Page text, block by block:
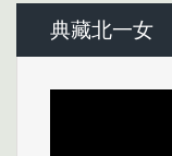
典藏北一女